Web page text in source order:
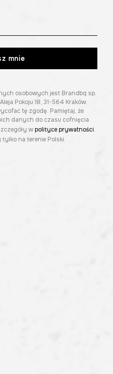
mnie
osobowych jest Brandbq sp.
Pokoju 18, 31-564 Kraków.
tę zgodę. Pamiętaj, że
danych do czasu cofnięcia
wpolityce prywatności.
na terenie Polski.